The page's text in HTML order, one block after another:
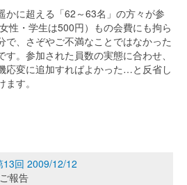
かに超える「62～63名」の方々が参
性・学生は500円）もの会費にも拘ら
で、さぞやご不満なことではなかった
。参加された員数の実態に合わせ、
応変に追加すればよかった…と反省し
す。
13回 2009/12/12
報告